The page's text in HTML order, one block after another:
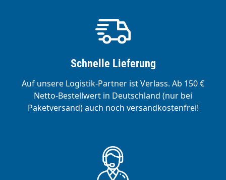
Schnelle Lieferung
Auf unsere Logistik-Partner ist Verlass. Ab 150 €
Netto-Bestellwert in Deutschland (nur bei
Paketversand) auch noch versandkostenfrei!